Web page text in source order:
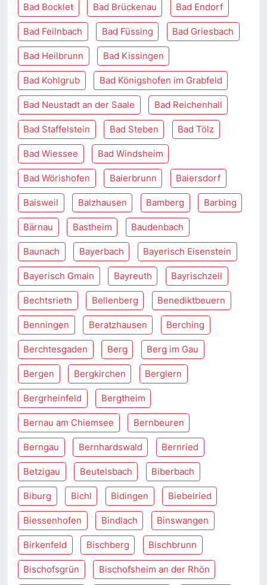
Bad Bocklet Bad Brückenau Bad Endorf
Bad Feilnbach Bad Füssing Bad Griesbach
Bad Heilbrunn Bad Kissingen
Bad Kohlgrub Bad Königshofen im Grabfeld
Bad Neustadt an der Saale Bad Reichenhall
Bad Staffelstein Bad Steben Bad Tölz
Bad Wiessee Bad Windsheim
Bad Wörishofen Baierbrunn Baiersdorf
Baisweil Balzhausen Bamberg Barbing
Bärnau Bastheim Baudenbach
Baunach Bayerbach Bayerisch Eisenstein
Bayerisch Gmain Bayreuth Bayrischzell
Bechtsrieth Bellenberg Benediktbeuern
Benningen Beratzhausen Berching
Berchtesgaden Berg Berg im Gau
Bergen Bergkirchen Berglern
Bergrheinfeld Bergtheim
Bernau am Chiemsee Bernbeuren
Berngau Bernhardswald Bernried
Betzigau Beutelsbach Biberbach
Biburg Bichl Bidingen Biebelried
Biessenhofen Bindlach Binswangen
Birkenfeld Bischberg Bischbrunn
Bischofsgrün Bischofsheim an der Rhön